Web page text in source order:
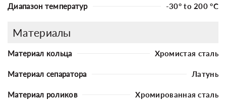
Диапазон температур -30° to 200 °C
Материалы
Материал кольца Хромистая сталь
Материал сепаратора Латунь
Материал роликов Хромированная сталь